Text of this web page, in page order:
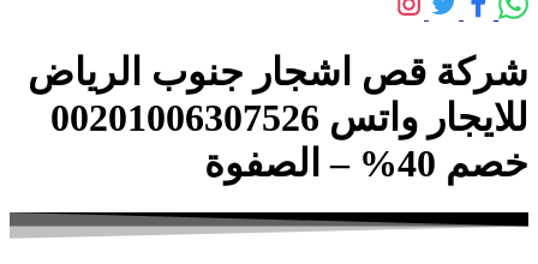
شركة قص اشجار جنوب الرياض
للايجار واتس 00201006307526
خصم 40% – الصفوة